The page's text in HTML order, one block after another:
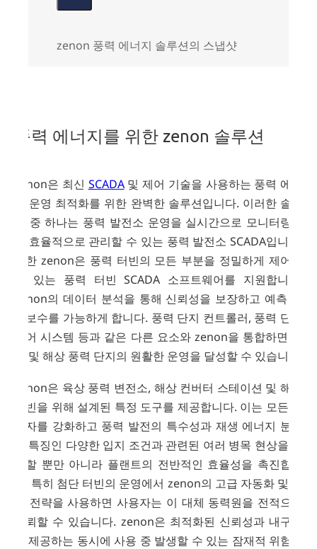
zenon 풍력 에너지 솔루션의 스냅샷
풍력 에너지를 위한 zenon 솔루션
zenon은 최신 SCADA및 제어 기술을 사용하는 풍력 에너
지 운영 최적화를 위한 완벽한 솔루션입니다. 이러한 솔루
션 중 하나는 풍력 발전소 운영을 실시간으로 모니터링하
고 효율적으로 관리할 수 있는 풍력 발전소 SCADA입니다.
또한 zenon은 풍력 터빈의 모든 부분을 정밀하게 제어할
수 있는 풍력 터빈 SCADA 소프트웨어를 지원합니다.
zenon의 데이터 분석을 통해 신뢰성을 보장하고 예측 유
지보수를 가능하게 합니다. 풍력 단지 컨트롤러, 풍력 단지
제어 시스템 등과 같은 다른 요소와 zenon을 통합하면 육
상 및 해상 풍력 단지의 원활한 운영을 달성할 수 있습니다.
zenon은 육상 풍력 변전소, 해상 컨버터 스테이션 및 해상
터빈을 위해 설계된 특정 도구를 제공합니다. 이는 모든 당
사자를 강화하고 풍력 발전의 특수성과 재생 에너지 분야
의 특징인 다양한 입지 조건과 관련된 여러 병목 현상을 제
거할 뿐만 아니라 플랜트의 전반적인 효율성을 촉진합니
다. 특히 첨단 터빈의 운영에서 zenon의 고급 자동화 및 제
어 전략을 사용하면 사용자는 이 대체 동력원을 전적으로
신뢰할 수 있습니다. zenon은 최적화된 신뢰성과 내구성
을 제공하는 동시에 사용 중 발생할 수 있는 잠재적 위험을